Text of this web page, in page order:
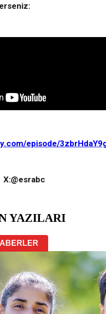
episode/
X:@esrabc
YAZILARI